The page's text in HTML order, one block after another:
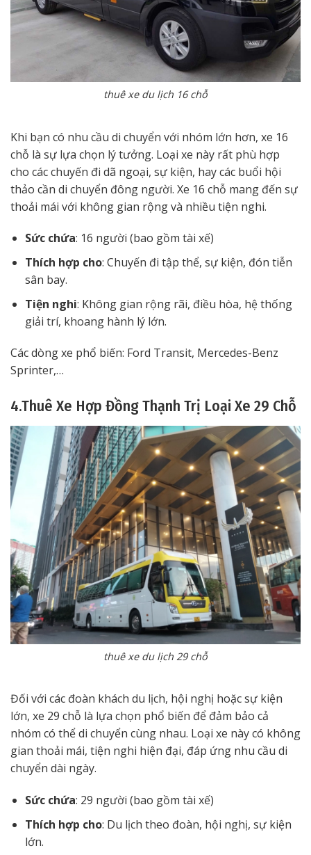
thuê xe du lịch 16 chỗ
Khi bạn có nhu cầu di chuyển với nhóm lớn hơn, xe 16
chỗ là sự lựa chọn lý tưởng. Loại xe này rất phù hợp
cho các chuyến đi dã ngoại, sự kiện, hay các buổi hội
thảo cần di chuyển đông người. Xe 16 chỗ mang đến sự
thoải mái với không gian rộng và nhiều tiện nghi.
Sức chứa: 16 người (bao gồm tài xế)
Thích hợp cho: Chuyến đi tập thể, sự kiện, đón tiễn
sân bay.
Tiện nghi: Không gian rộng rãi, điều hòa, hệ thống
giải trí, khoang hành lý lớn.
Các dòng xe phổ biến: Ford Transit, Mercedes-Benz
Sprinter,…
4.Thuê Xe Hợp Đồng Thạnh Trị Loại Xe 29 Chỗ
thuê xe du lịch 29 chỗ
Đối với các đoàn khách du lịch, hội nghị hoặc sự kiện
lớn, xe 29 chỗ là lựa chọn phổ biến để đảm bảo cả
nhóm có thể di chuyển cùng nhau. Loại xe này có không
gian thoải mái, tiện nghi hiện đại, đáp ứng nhu cầu di
chuyển dài ngày.
Sức chứa: 29 người (bao gồm tài xế)
Thích hợp cho: Du lịch theo đoàn, hội nghị, sự kiện
lớn.